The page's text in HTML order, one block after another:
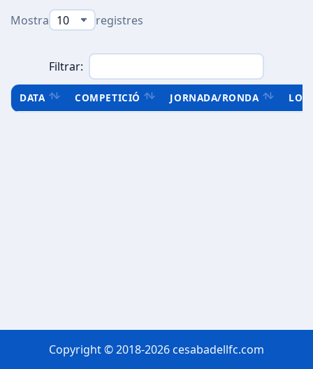
Mostra registres
Filtrar:
DATA COMPETICIÓ JORNADA/RONDA
Copyright © 2018-2026 cesabadellfc.com